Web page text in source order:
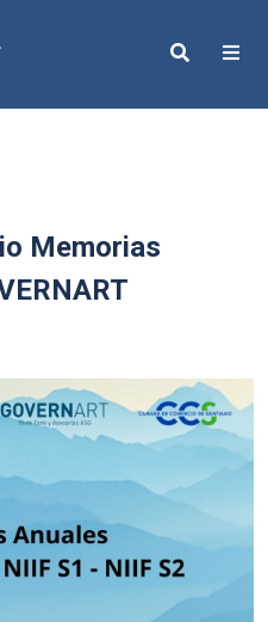
Search
Memorias